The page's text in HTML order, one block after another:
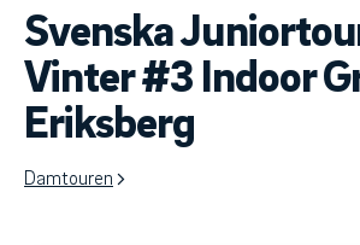
Svenska
Vinter #3 Indoor
Eriksberg
Damtouren